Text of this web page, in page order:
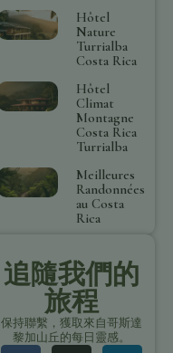
Hôtel
Nature
Turrialba
Costa Rica
Hôtel
Climat
Montagne
Costa Rica
Turrialba
Meilleures
Randonnées
au Costa
Rica
追隨我們的
旅程
保持聯繫，獲取來自哥斯達
黎加山丘的每日靈感。